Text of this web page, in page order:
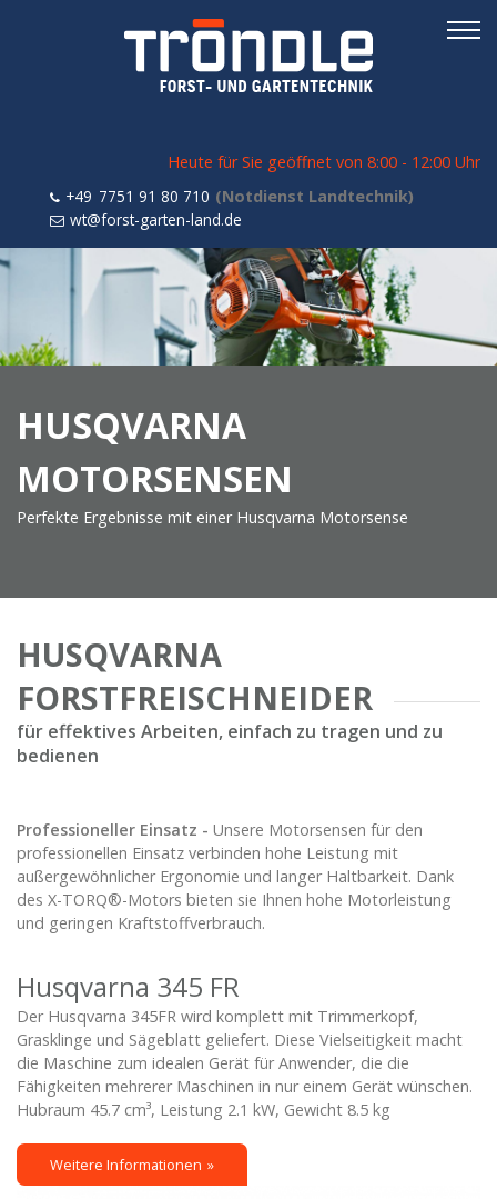
Heute für Sie geöffnet von 8:00 - 12:00 Uhr
Navigation
überspringen
+49 7751 91 80 710
wt@forst-garten-land.de
HUSQVARNA
MOTORSENSEN
Perfekte Ergebnisse mit einer Husqvarna Motorsense
HUSQVARNA
FORSTFREISCHNEIDER
für effektives Arbeiten, einfach zu tragen und zu
bedienen
Professioneller Einsatz - Unsere Motorsensen für den
professionellen Einsatz verbinden hohe Leistung mit
außergewöhnlicher Ergonomie und langer Haltbarkeit. Dank
des X-TORQ®-Motors bieten sie Ihnen hohe Motorleistung
und geringen Kraftstoffverbrauch.
Husqvarna 345 FR
Der Husqvarna 345FR wird komplett mit Trimmerkopf,
Grasklinge und Sägeblatt geliefert. Diese Vielseitigkeit macht
die Maschine zum idealen Gerät für Anwender, die die
Fähigkeiten mehrerer Maschinen in nur einem Gerät wünschen.
Hubraum 45.7 cm³, Leistung 2.1 kW, Gewicht 8.5 kg
Weitere Informationen